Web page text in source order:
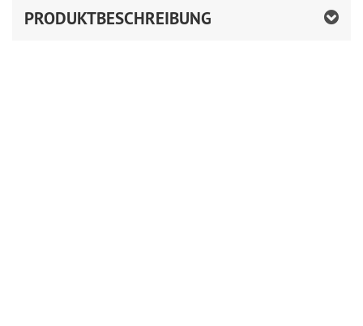
PRODUKTBESCHREIBUNG